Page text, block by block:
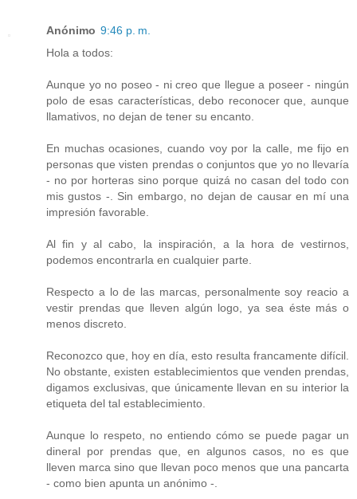
Anónimo 9:46 p. m.
Hola a todos:
Aunque yo no poseo - ni creo que llegue a poseer - ningún
polo de esas características, debo reconocer que, aunque
llamativos, no dejan de tener su encanto.
En muchas ocasiones, cuando voy por la calle, me fijo en
personas que visten prendas o conjuntos que yo no llevaría
- no por horteras sino porque quizá no casan del todo con
mis gustos -. Sin embargo, no dejan de causar en mí una
impresión favorable.
Al fin y al cabo, la inspiración, a la hora de vestirnos,
podemos encontrarla en cualquier parte.
Respecto a lo de las marcas, personalmente soy reacio a
vestir prendas que lleven algún logo, ya sea éste más o
menos discreto.
Reconozco que, hoy en día, esto resulta francamente difícil.
No obstante, existen establecimientos que venden prendas,
digamos exclusivas, que únicamente llevan en su interior la
etiqueta del tal establecimiento.
Aunque lo respeto, no entiendo cómo se puede pagar un
dineral por prendas que, en algunos casos, no es que
lleven marca sino que llevan poco menos que una pancarta
- como bien apunta un anónimo -.